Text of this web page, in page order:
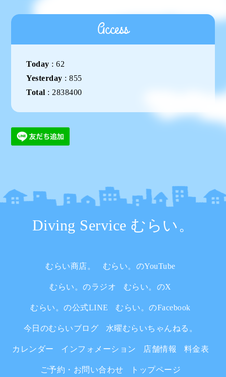
Access
Today :62
Yesterday :855
Total : 2838400
Diving Service むらい。
むらい商店。 むらい。のYouTube
むらい。のラジオ むらい。のX
むらい。の公式LINE むらい。のFacebook
今日のむらいブログ 水曜むらいちゃんねる。
カレンダー インフォメーション 店舗情報 料金表
ご予約・お問い合わせ トップページ